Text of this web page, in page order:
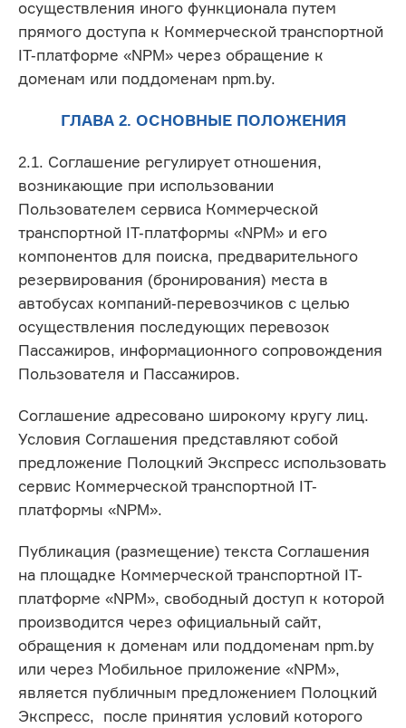
осуществления иного функционала путем
прямого доступа к Коммерческой транспортной
IT-платформе «NPM» через обращение к
доменам или поддоменам npm.by.
ГЛАВА 2. ОСНОВНЫЕ ПОЛОЖЕНИЯ
2.1. Соглашение регулирует отношения,
возникающие при использовании
Пользователем сервиса Коммерческой
транспортной IT-платформы «NPM» и его
компонентов для поиска, предварительного
резервирования (бронирования) места в
автобусах компаний-перевозчиков с целью
осуществления последующих перевозок
Пассажиров, информационного сопровождения
Пользователя и Пассажиров.
Соглашение адресовано широкому кругу лиц.
Условия Соглашения представляют собой
предложение Полоцкий Экспресс использовать
сервис Коммерческой транспортной IT-
платформы «NPM».
Публикация (размещение) текста Соглашения
на площадке Коммерческой транспортной IT-
платформе «NPM», свободный доступ к которой
производится через официальный сайт,
обращения к доменам или поддоменам npm.by
или через Мобильное приложение «NPM»,
является публичным предложением Полоцкий
Экспресс, после принятия условий которого